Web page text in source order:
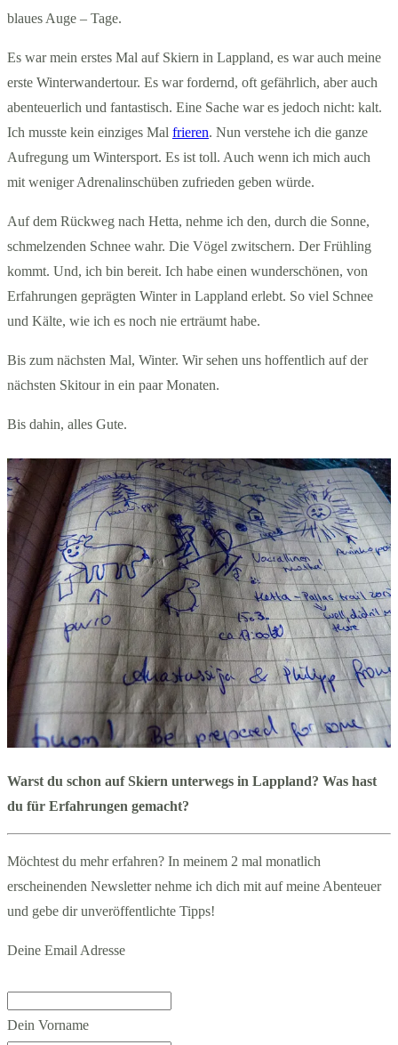
blaues Auge – Tage.
Es war mein erstes Mal auf Skiern in Lappland, es war auch meine
erste Winterwandertour. Es war fordernd, oft gefährlich, aber auch
abenteuerlich und fantastisch. Eine Sache war es jedoch nicht: kalt.
Ich musste kein einziges Mal frieren. Nun verstehe ich die ganze
Aufregung um Wintersport. Es ist toll. Auch wenn ich mich auch
mit weniger Adrenalinschüben zufrieden geben würde.
Auf dem Rückweg nach Hetta, nehme ich den, durch die Sonne,
schmelzenden Schnee wahr. Die Vögel zwitschern. Der Frühling
kommt. Und, ich bin bereit. Ich habe einen wunderschönen, von
Erfahrungen geprägten Winter in Lappland erlebt. So viel Schnee
und Kälte, wie ich es noch nie erträumt habe.
Bis zum nächsten Mal, Winter. Wir sehen uns hoffentlich auf der
nächsten Skitour in ein paar Monaten.
Bis dahin, alles Gute.
Warst du schon auf Skiern unterwegs in Lappland? Was hast
du für Erfahrungen gemacht?
Möchtest du mehr erfahren? In meinem 2 mal monatlich
erscheinenden Newsletter nehme ich dich mit auf meine Abenteuer
und gebe dir unveröffentlichte Tipps!
Deine Email Adresse
Dein Vorname